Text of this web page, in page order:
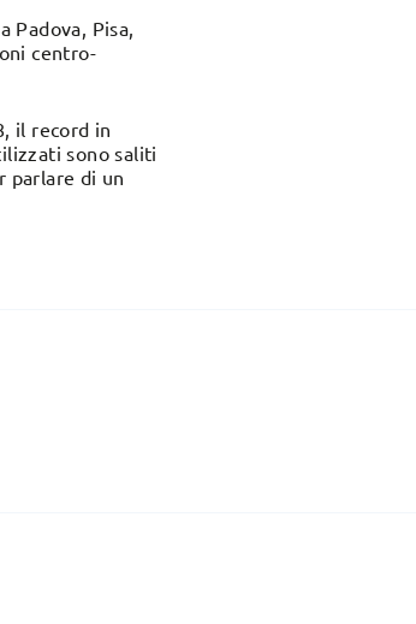
Padova, Pisa,
centro-
il record in
sono saliti
parlare di un